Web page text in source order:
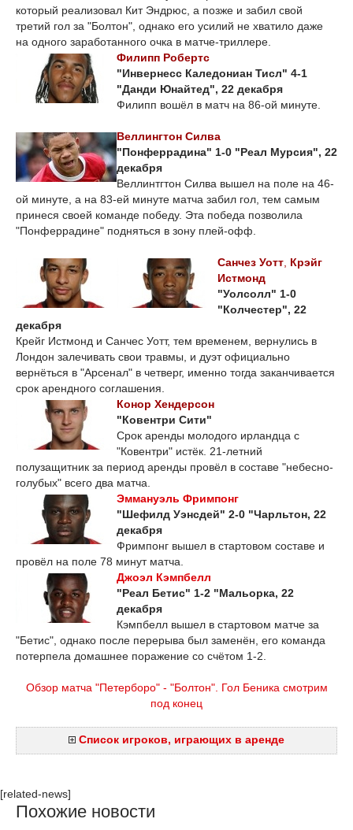
который реализовал Кит Эндрюс, а позже и забил свой
третий гол за "Болтон", однако его усилий не хватило даже
на одного заработанного очка в матче-триллере.
Филипп Робертс
"Инвернесс Каледониан Тисл" 4-1
"Данди Юнайтед", 22 декабря
Филипп вошёл в матч на 86-ой минуте.
Веллингтон Силва
"Понферрадина" 1-0 "Реал Мурсия", 22
декабря
Веллинтгтон Силва вышел на поле на 46-
ой минуте, а на 83-ей минуте матча забил гол, тем самым
принеся своей команде победу. Эта победа позволила
"Понферрадине" подняться в зону плей-офф.
Санчез Уотт, Крэйг
Истмонд
"Уолсолл" 1-0
"Колчестер", 22
декабря
Крейг Истмонд и Санчес Уотт, тем временем, вернулись в
Лондон залечивать свои травмы, и дуэт официально
вернёться в "Арсенал" в четверг, именно тогда заканчивается
срок арендного соглашения.
Конор Хендерсон
"Ковентри Сити"
Срок аренды молодого ирландца с
"Ковентри" истёк. 21-летний
полузащитник за период аренды провёл в составе "небесно-
голубых" всего два матча.
Эммануэль Фримпонг
"Шефилд Уэнсдей" 2-0 "Чарльтон, 22
декабря
Фримпонг вышел в стартовом составе и
провёл на поле 78 минут матча.
Джоэл Кэмпбелл
"Реал Бетис" 1-2 "Мальорка, 22
декабря
Кэмпбелл вышел в стартовом матче за
"Бетис", однако после перерыва был заменён, его команда
потерпела домашнее поражение со счётом 1-2.
Обзор матча "Петерборо" - "Болтон". Гол Беника смотрим
под конец
Список игроков, играющих в аренде
[related-news]
Похожие новости